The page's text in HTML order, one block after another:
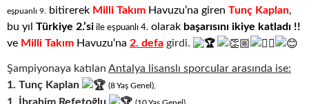
eşpuanlı 9. bitirerek Milli Takım Havuzu’na giren Tunç Kaplan,
bu yıl Türkiye 2.’si ile eşpuanlı 4. olarak başarısını ikiye katladı !!
ve Milli Takım Havuzu‘na 2. defa girdi.
Şampiyonaya katılan Antalya lisanslı sporcular arasında ise:
1. Tunç Kaplan (8Yaş Genel),